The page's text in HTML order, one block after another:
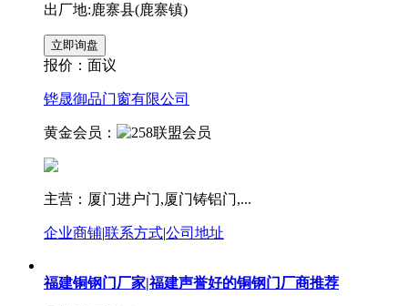
出厂地:鹿寨县(鹿寨镇)
报价： 面议
铧晟御品门窗有限公司
黄金会员：
主营：厦门进户门,厦门铸铝门,...
企业商铺|联系方式|公司地址
福建铜钢门厂家|福建声誉好的铜钢门厂商推荐